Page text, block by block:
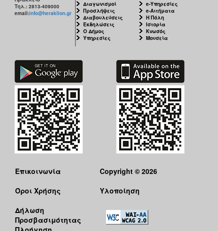
Τηλ.: 2813-409000
email:info@heraklion.gr
Διαγωνισμοί
Προσλήψεις
Διαβουλεύσεις
Εκδηλώσεις
Ο Δήμος
Υπηρεσίες
e-Υπηρεσίες
e-Αιτήματα
Η Πόλη
Ιστορία
Κνωσός
Μουσεία
Επικοινωνία
Όροι Χρήσης
Δήλωση
Προσβασιμότητας
Copyright © 2026
Υλοποίηση